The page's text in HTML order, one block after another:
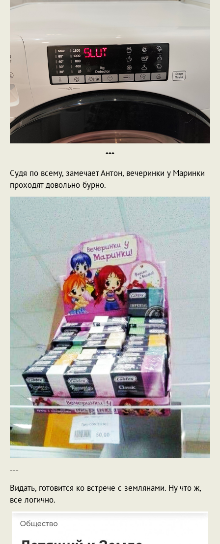
***
Судя по всему, замечает Антон, вечеринки у Маринки
проходят довольно бурно.
---
Видать, готовится ко встрече с землянами. Ну что ж,
все логично.